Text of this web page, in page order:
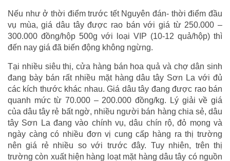
Nếu như ở thời điểm trước tết Nguyên đán- thời điểm đầu
vụ mùa, giá dâu tây được rao bán với giá từ 250.000 –
300.000 đồng/hộp 500g với loại VIP (10-12 quả/hộp) thì
đến nay giá đã biến động không ngừng.
Tại nhiều siêu thị, cửa hàng bán hoa quả và chợ dân sinh
đang bày bán rất nhiều mặt hàng dâu tây Sơn La với đủ
các kích thước khác nhau. Giá dâu tây đang được rao bán
quanh mức từ 70.000 – 200.000 đồng/kg. Lý giải về giá
của dâu tây rẻ bất ngờ, nhiều người bán hàng chia sẻ, dâu
tây Sơn La đang vào chính vụ, dâu chín rộ, đỏ mọng và
ngày càng có nhiều đơn vị cung cấp hàng ra thị trường
nên giá rẻ nhiều so với trước đây. Tuy nhiên, trên thị
trường còn xuất hiện hàng loạt mặt hàng dâu tây có nguồn